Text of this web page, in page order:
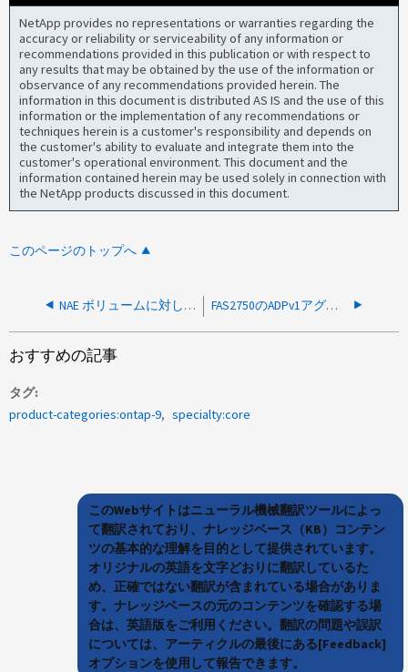
NetApp provides no representations or warranties regarding the
accuracy or reliability or serviceability of any information or
recommendations provided in this publication or with respect to
any results that may be obtained by the use of the information or
observance of any recommendations provided herein. The
information in this document is distributed AS IS and the use of this
information or the implementation of any recommendations or
techniques herein is a customer's responsibility and depends on
the customer's ability to evaluate and integrate them into the
customer's operational environment. This document and the
information contained herein may be used solely in connection with
the NetApp products discussed in this document.
このページのトップへ
NAE ボリュームに対してセキュアパージを使用できますか？ FAS2750のADPv1アグリゲートに24台を超えるディスクを追加できない
おすすめの記事
タグ
product-categories:ontap-9
specialty:core
このWebサイトはニューラル機械翻訳ツールによっ
て翻訳されており、ナレッジベース（KB）コンテン
ツの基本的な理解を目的として提供されています。
オリジナルの英語を文字どおりに翻訳しているた
め、正確ではない翻訳が含まれている場合がありま
す。ナレッジベースの元のコンテンツを確認する場
合は、英語版をご利用ください。翻訳の問題や誤訳
については、アーティクルの最後にある[Feedback]
オプションを使用して報告できます。